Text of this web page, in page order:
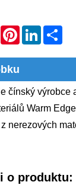
WhatsAppPinterestLinkedIn
čínský výrobce
Warm
nerezových
o produktu: